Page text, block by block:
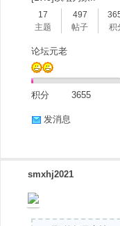
17
主题
497
帖子
积
论坛元老
积分 3655
发消息
smxhj2021